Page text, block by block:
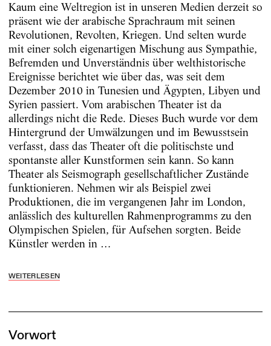
Kaum eine Weltregion ist in unseren Medien derzeit so
präsent wie der arabische Sprachraum mit seinen
Revolutionen, Revolten, Kriegen. Und selten wurde
mit einer solch eigenartigen Mischung aus Sympathie,
Befremden und Unverständnis über welthistorische
Ereignisse berichtet wie über das, was seit dem
Dezember 2010 in Tunesien und Ägypten, Libyen und
Syrien passiert. Vom arabischen Theater ist da
allerdings nicht die Rede. Dieses Buch wurde vor dem
Hintergrund der Umwälzungen und im Bewusstsein
verfasst, dass das Theater oft die politischste und
spontanste aller Kunstformen sein kann. So kann
Theater als Seismograph gesellschaftlicher Zustände
funktionieren. Nehmen wir als Beispiel zwei
Produktionen, die im vergangenen Jahr im London,
anlässlich des kulturellen Rahmenprogramms zu den
Olympischen Spielen, für Aufsehen sorgten. Beide
Künstler werden in …
WEITERLESEN
Vorwort